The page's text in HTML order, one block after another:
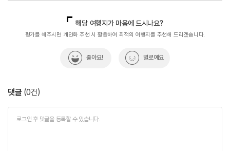
해당 여행지가 마음에 드시나요?
평가를 해주시면 개인화 추천 시 활용하여 최적의 여행지를 추천해 드리겠습니다.
좋아요! 별로예요
댓글 (0건)